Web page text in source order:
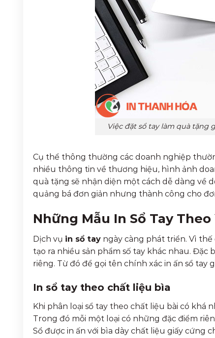
Việc đặt sổ tay làm quà
Cụ thể thông thường các doanh nghiệp
nhiều thông tin về thương hiệu, hình ảnh
quà tặng sẽ nhận diện một cách dễ dàng về
quảng bá đơn giản nhưng thành công cho
Những Mẫu In Sổ Tay
Dịch vụ in sổ tay ngày càng phát triển. Vì
tạo ra nhiều sản phẩm số tay khác nhau.
riêng. Từ đó để gọi tên chính xác in ấn sổ
In sổ tay theo chất liệu bìa
Khi phân loại sổ tay theo chất liệu bài có khá
Trong đó mỗi một loại có những đặc điểm
Sổ được in ấn với bìa dày chất liệu giấy cứng